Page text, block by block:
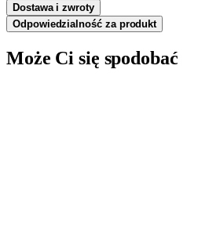
Dostawa i zwroty
Odpowiedzialność za produkt
Może Ci się spodobać